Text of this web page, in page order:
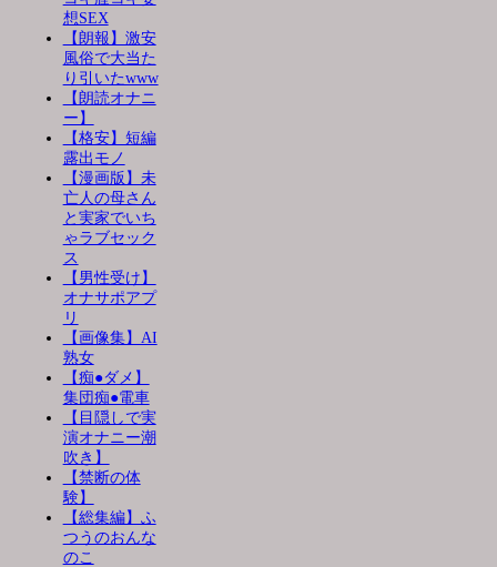
想SEX
【朗報】激安
風俗で大当た
り引いたwww
【朗読オナニ
ー】
【格安】短編
露出モノ
【漫画版】未
亡人の母さん
と実家でいち
ゃラブセック
ス
【男性受け】
オナサポアプ
リ
【画像集】AI
熟女
【痴●ダメ】
集団痴●電車
【目隠しで実
演オナニー潮
吹き】
【禁断の体
験】
【総集編】ふ
つうのおんな
のこ